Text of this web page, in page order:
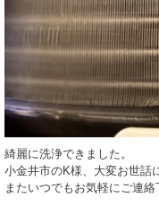
綺麗に洗浄できました。
小金井市のK様、大変お世話
またいつでもお気軽にご連絡